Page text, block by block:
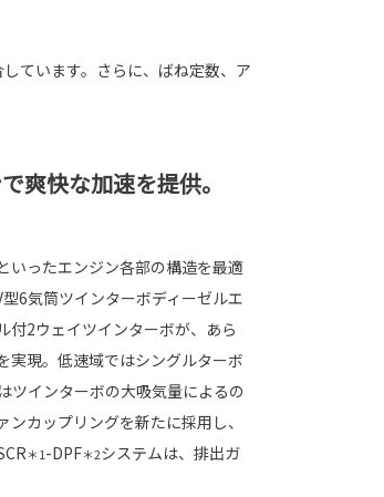
ています。さらに、ばね定数、ア
爽快な加速を提供。
いったエンジン各部の構造を最適
6気筒ツインターボディーゼルエ
付2ウェイツインターボが、あら
実現。低速域ではシングルターボ
ツインターボの大吸気量によるの
カップリングを新たに採用し、
＊1-DPF＊2システムは、排出ガ